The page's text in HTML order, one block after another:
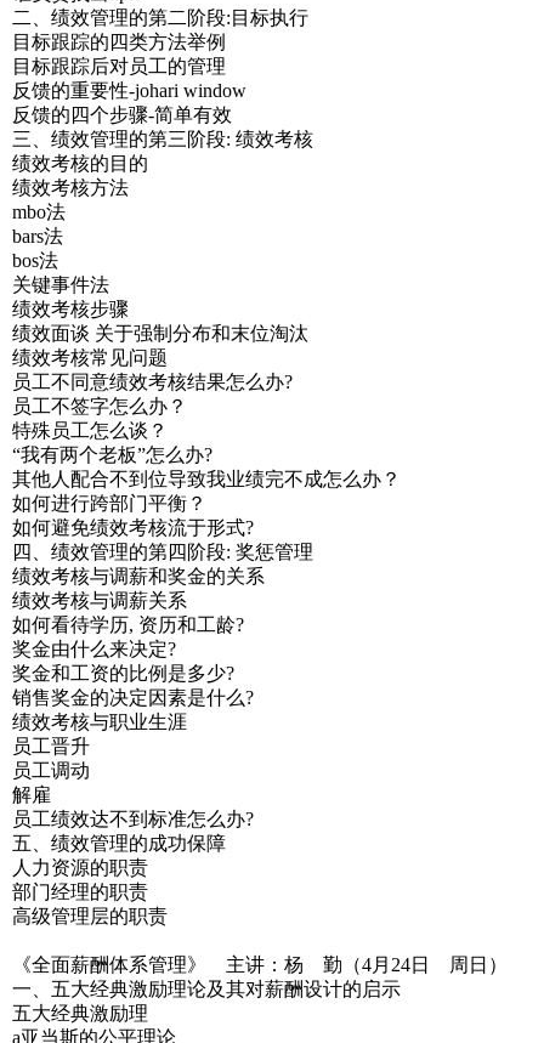
二、绩效管理的第二阶段:目标执行
目标跟踪的四类方法举例
目标跟踪后对员工的管理
反馈的重要性-johari window
反馈的四个步骤-简单有效
三、绩效管理的第三阶段: 绩效考核
绩效考核的目的
绩效考核方法
mbo法
bars法
bos法
关键事件法
绩效考核步骤
绩效面谈 关于强制分布和末位淘汰
绩效考核常见问题
员工不同意绩效考核结果怎么办?
员工不签字怎么办？
特殊员工怎么谈？
“我有两个老板”怎么办?
其他人配合不到位导致我业绩完不成怎么办？
如何进行跨部门平衡？
如何避免绩效考核流于形式?
四、绩效管理的第四阶段: 奖惩管理
绩效考核与调薪和奖金的关系
绩效考核与调薪关系
如何看待学历, 资历和工龄?
奖金由什么来决定?
奖金和工资的比例是多少?
销售奖金的决定因素是什么?
绩效考核与职业生涯
员工晋升
员工调动
解雇
员工绩效达不到标准怎么办?
五、绩效管理的成功保障
人力资源的职责
部门经理的职责
高级管理层的职责
《全面薪酬体系管理》 主讲：杨 勤（4月24日 周日）
一、五大经典激励理论及其对薪酬设计的启示
五大经典激励理
a亚当斯的公平理论